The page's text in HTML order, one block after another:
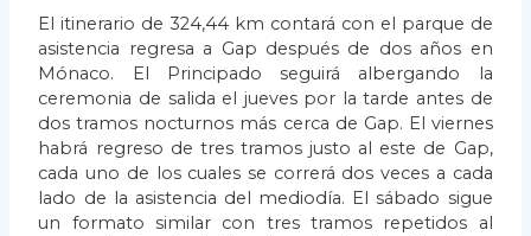
El itinerario de 324,44 km contará con el parque de
asistencia regresa a Gap después de dos años en
Mónaco. El Principado seguirá albergando la
ceremonia de salida el jueves por la tarde antes de
dos tramos nocturnos más cerca de Gap. El viernes
habrá regreso de tres tramos justo al este de Gap,
cada uno de los cuales se correrá dos veces a cada
lado de la asistencia del mediodía. El sábado sigue
un formato similar con tres tramos repetidos al